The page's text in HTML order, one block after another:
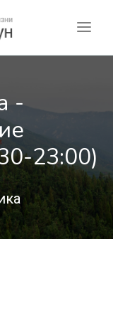
-
23:00)